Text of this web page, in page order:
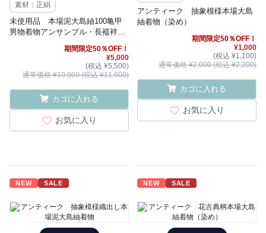
素材：正絹
未使用品 本場泥大島紬100亀甲
男物着物アンサンブル・長襦袢セ
期間限定50％OFF！
¥5,000
(税込 ¥5,500)
通常価格 ¥10,000 (税込 ¥11,000)
カゴに入れる
お気に入り
アンティーク 抽象模様本場大島
紬着物（染め）
期間限定50％OFF！
¥1,000
(税込 ¥1,100)
通常価格 ¥2,000 (税込 ¥2,200)
カゴに入れる
お気に入り
NEW SALE NEW SALE